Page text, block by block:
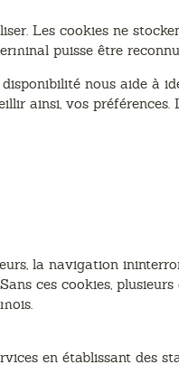
Les cookies ne
puisse être
nous aide à
ainsi, vos préférences.
la navigation
ces cookies,
en établissant des